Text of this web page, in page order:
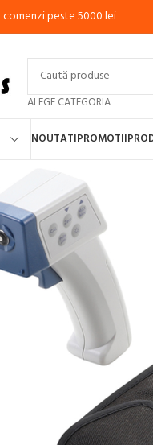
peste 5000 lei
ALEGE CATEGORIA
MMA, INVERTOR
APARATE DE TAIERE CU
NOUTATIPROMOTII